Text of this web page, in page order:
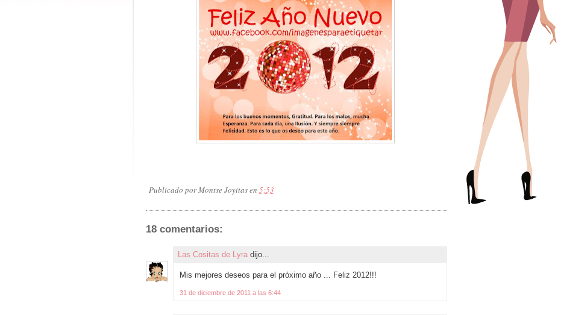
Publicado porMontse Joyitasen 5:53
18 comentarios:
Las Cositas de Lyra dijo...
Mis mejores deseos para el próximo año ... Feliz 2012!!!
31 de diciembre de 2011 a las 6:44